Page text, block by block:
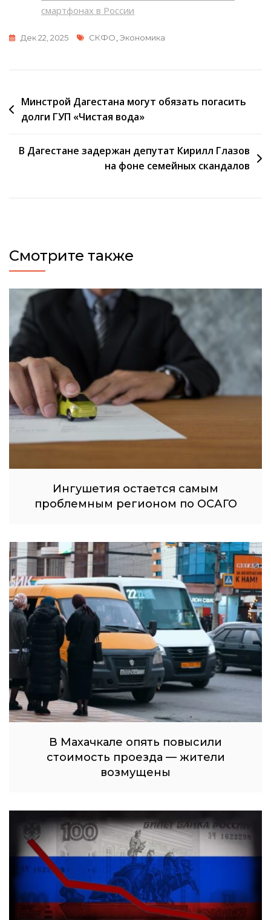
смартфонах в России
Дек 22, 2025 Метки
СКФО Экономика
Навигация
по
Минстрой Дагестана могут обязать погасить
долги ГУП «Чистая вода»
В Дагестане задержан депутат Кирилл Глазов
на фоне семейных скандалов
Смотрите также
Ингушетия остается самым
проблемным регионом по ОСАГО
В Махачкале опять повысили
стоимость проезда — жители
возмущены